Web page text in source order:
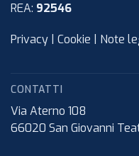
REA: 92546
Privacy Cookie Note
CONTATTI
Via Aterno 108
66020 San Giovanni